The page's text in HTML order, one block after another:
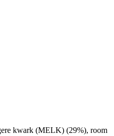
kwark (MELK) (29%), room